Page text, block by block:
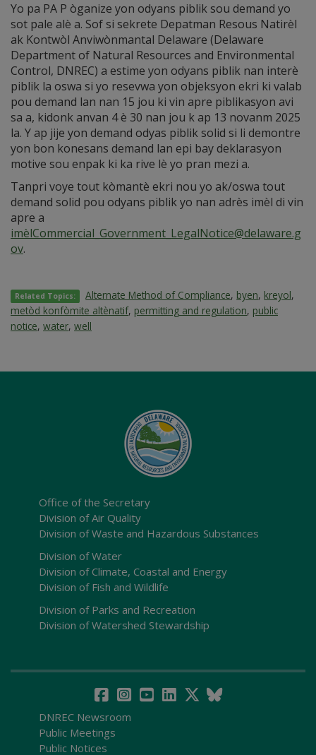
Yo pa PA P òganize yon odyans piblik sou demand yo
sot pale alè a. Sof si sekrete Depatman Resous Natirèl
ak Kontwòl Anviwònmantal Delaware (Delaware
Department of Natural Resources and Environmental
Control, DNREC) a estime yon odyans piblik nan interè
piblik la oswa si yo resevwa yon objeksyon ekri ki valab
pou demand lan nan 15 jou ki vin apre piblikasyon avi
sa a, kidonk anvan 4 è 30 nan jou k ap 13 novanm 2025
la. Y ap jije yon demand odyas piblik solid si li demontre
yon bon konesans demand lan epi bay deklarasyon
motive sou enpak ki ka rive lè yo pran mezi a.
Tanpri voye tout kòmantè ekri nou yo ak/oswa tout
demand solid pou odyans piblik yo nan adrès imèl di vin
apre a
imèlCommercial_Government_LegalNotice@delaware.g
ov.
Related Topics: Alternate Method of Compliance, byen, kreyol,
metòd konfòmite altènatif, permitting and regulation, public
notice, water, well
Office of the Secretary
Division of Air Quality
Division of Waste and Hazardous Substances
Division of Water
Division of Climate, Coastal and Energy
Division of Fish and Wildlife
Division of Parks and Recreation
Division of Watershed Stewardship
DNREC Newsroom
Public Meetings
Public Notices